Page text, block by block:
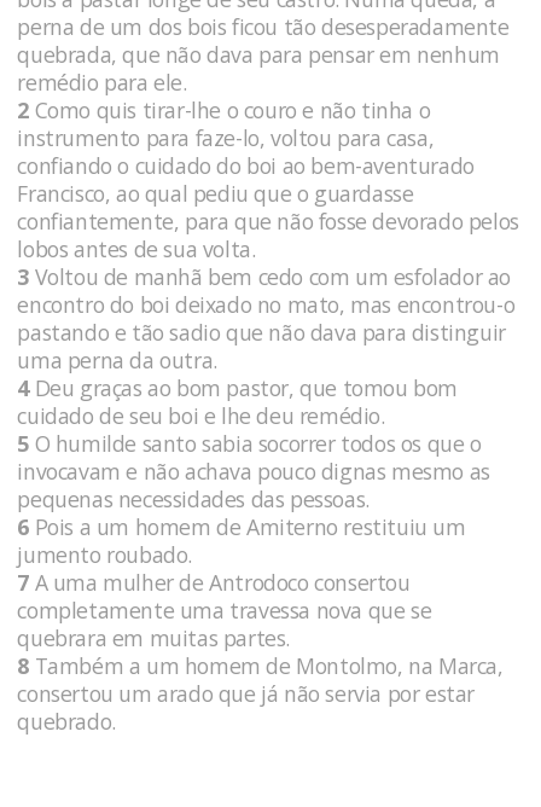
perna de um dos bois ficou tão desesperadamente
quebrada, que não dava para pensar em nenhum
remédio para ele.
2 Como quis tirar-lhe o couro e não tinha o
instrumento para faze-lo, voltou para casa,
confiando o cuidado do boi ao bem-aventurado
Francisco, ao qual pediu que o guardasse
confiantemente, para que não fosse devorado pelos
lobos antes de sua volta.
3 Voltou de manhã bem cedo com um esfolador ao
encontro do boi deixado no mato, mas encontrou-o
pastando e tão sadio que não dava para distinguir
uma perna da outra.
4Deu graças ao bom pastor, que tomou bom
cuidado de seu boi e lhe deu remédio.
5 O humilde santo sabia socorrer todos os que o
invocavam e não achava pouco dignas mesmo as
pequenas necessidades das pessoas.
6 Pois a um homem de Amiterno restituiu um
jumento roubado.
7 A uma mulher de Antrodoco consertou
completamente uma travessa nova que se
quebrara em muitas partes.
8 Também a um homem de Montolmo, na Marca,
consertou um arado que já não servia por estar
quebrado.